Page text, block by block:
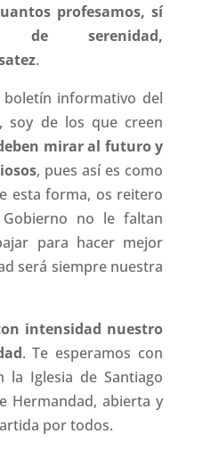
profesamos, sí
de serenidad,
.
informativo del
soy de los que creen
mirar al futuro y
, pues así es como
esta forma, os reitero
no le faltan
para hacer mejor
será siempre nuestra
intensidad nuestro
. Te esperamos con
la Iglesia de Santiago
Hermandad, abierta y
por todos.